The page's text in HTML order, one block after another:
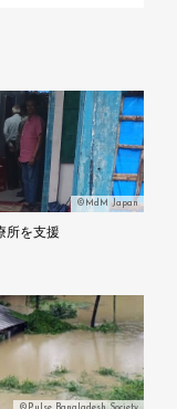
©MdM Japan
所を支援